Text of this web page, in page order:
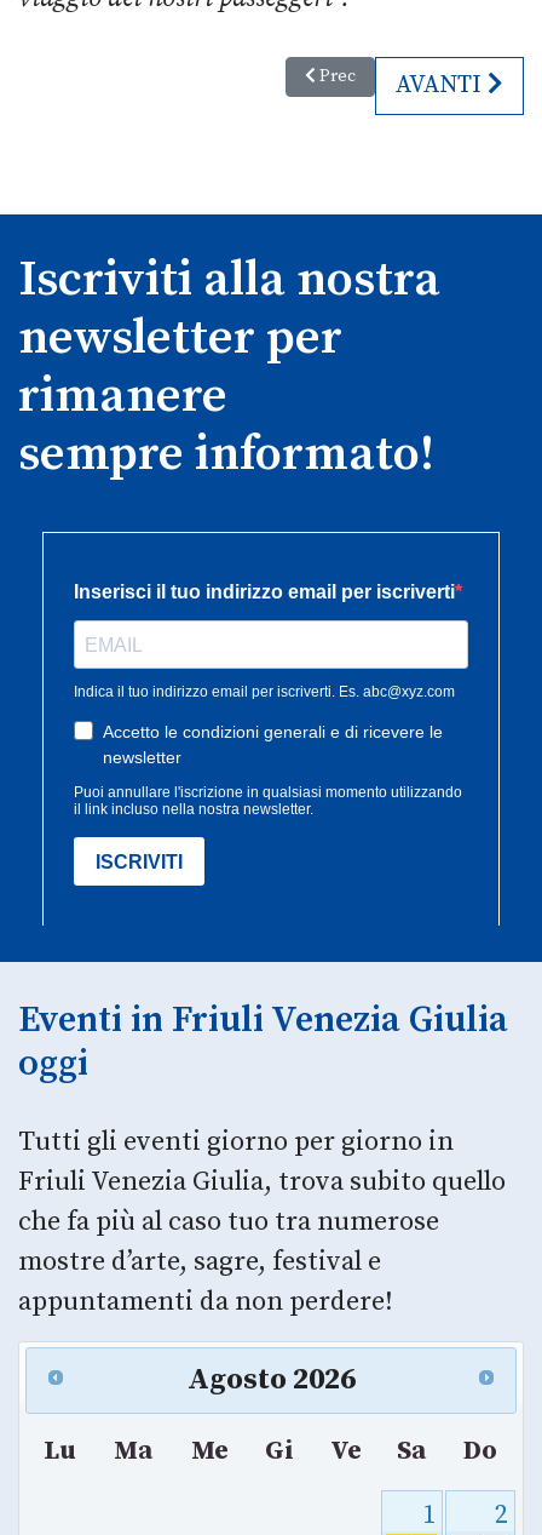
Articolo precedente:
Prec ARTICOLO
AVANTI
Iscriviti alla nostra
newsletter per
rimanere
sempre informato!
Eventi in Friuli Venezia Giulia
oggi
Tutti gli eventi giorno per giorno in
Friuli Venezia Giulia, trova subito quello
che fa più al caso tuo tra numerose
mostre d’arte, sagre, festival e
appuntamenti da non perdere!
Agosto 2026
Lu Ma Me Gi Ve Sa
Do
1
2